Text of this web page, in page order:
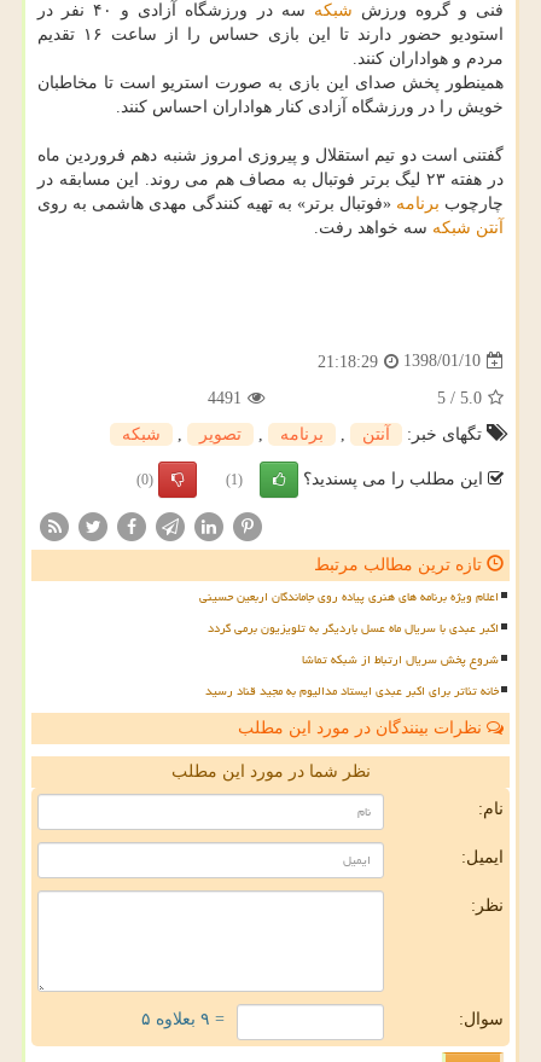
فنی و گروه ورزش شبكه
سه در ورزشگاه آزادی و ۴۰ نفر در
استودیو حضور دارند تا این بازی حساس را از ساعت ۱۶ تقدیم
مردم و هواداران كنند.
همینطور پخش صدای این بازی به صورت استریو است تا مخاطبان
خویش را در ورزشگاه آزادی كنار هواداران احساس كنند.
گفتنی است دو تیم استقلال و پیروزی امروز شنبه دهم فروردین ماه
در هفته ۲۳ لیگ برتر فوتبال به مصاف هم می روند. این مسابقه در
چارچوب برنامه «فوتبال برتر» به تهیه كنندگی مهدی هاشمی به روی
آنتن شبكه سه خواهد رفت.
1398/01/10
21:18:29
5.0
/
5
4491
تگهای خبر:
آنتن برنامه تصویر شبكه
این مطلب را می پسندید؟ (1)
(0)
تازه ترین مطالب مرتبط
اعلام ویژه برنامه های هنری پیاده روی جاماندگان اربعین حسینی
اکبر عبدی با سریال ماه عسل باردیگر به تلویزیون برمی گردد
شروع پخش سریال ارتباط از شبکه تماشا
خانه تئاتر برای اکبر عبدی ایستاد مدالیوم به مجید قناد رسید
نظرات بینندگان در مورد این مطلب
نظر شما در مورد این مطلب
نام:
ایمیل:
نظر:
سوال: = ۹ بعلاوه ۵